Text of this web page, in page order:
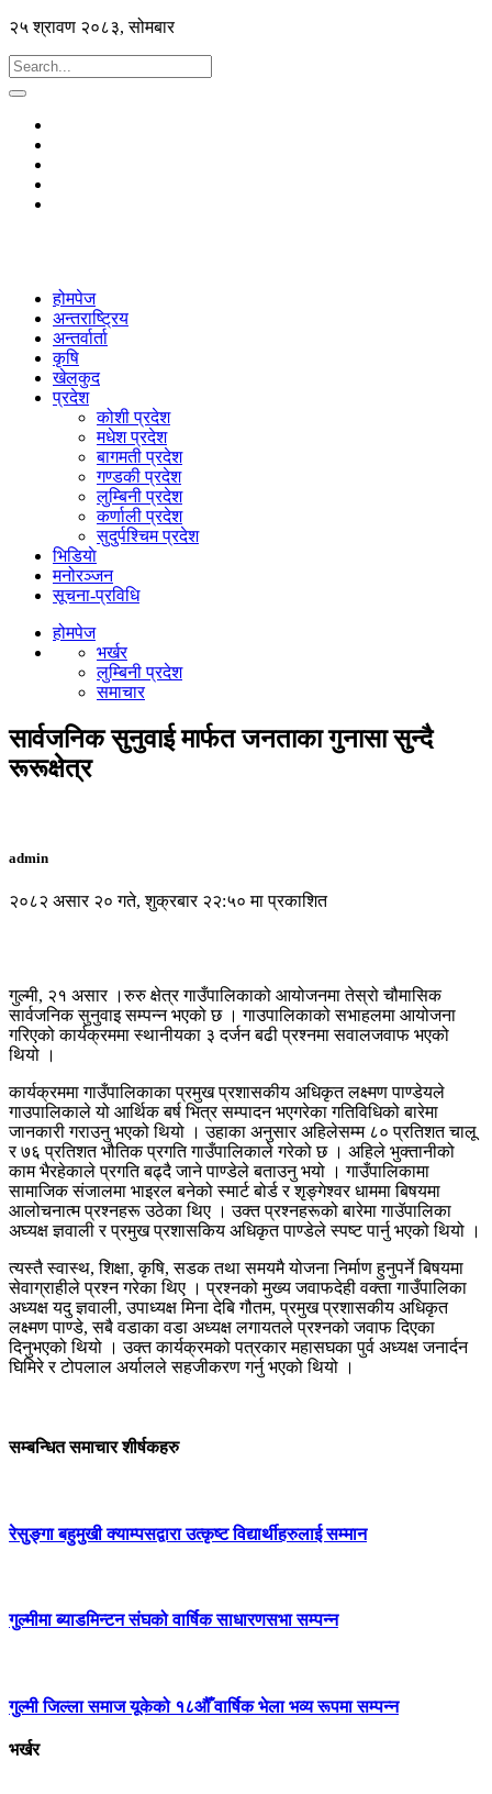
२५ श्रावण २०८३, सोमबार
होमपेज
अन्तराष्ट्रिय
अन्तर्वार्ता
कृषि
खेलकुद
प्रदेश
कोशी प्रदेश
मधेश प्रदेश
बागमती प्रदेश
गण्डकी प्रदेश
लुम्बिनी प्रदेश
कर्णाली प्रदेश
सुदुर्पश्चिम प्रदेश
भिडियाे
मनोरञ्जन
सूचना-प्रविधि
होमपेज
भर्खर
लुम्बिनी प्रदेश
समाचार
सार्वजनिक सुनुवाई मार्फत जनताका गुनासा सुन्दै
रूरूक्षेत्र
admin
२०८२ असार २० गते, शुक्रबार २२:५० मा प्रकाशित
गुल्मी, २१ असार ।रुरु क्षेत्र गाउँपालिकाको आयोजनमा तेस्रो चौमासिक
सार्वजनिक सुनुवाइ सम्पन्न भएको छ । गाउपालिकाको सभाहलमा आयोजना
गरिएको कार्यक्रममा स्थानीयका ३ दर्जन बढी प्रश्नमा सवालजवाफ भएको
थियो ।
कार्यक्रममा गाउँपालिकाका प्रमुख प्रशासकीय अधिकृत लक्ष्मण पाण्डेयले
गाउपालिकाले यो आर्थिक बर्ष भित्र सम्पादन भएगरेका गतिविधिको बारेमा
जानकारी गराउनु भएको थियो । उहाका अनुसार अहिलेसम्म ८० प्रतिशत चालू
र ७६ प्रतिशत भौतिक प्रगति गाउँपालिकाले गरेको छ । अहिले भुक्तानीको
काम भैरहेकाले प्रगति बढ्दै जाने पाण्डेले बताउनु भयो । गाउँपालिकामा
सामाजिक संजालमा भाइरल बनेको स्मार्ट बोर्ड र शृङ्गेश्वर धाममा बिषयमा
आलोचनात्म प्रश्नहरू उठेका थिए । उक्त प्रश्नहरूको बारेमा गाउॅपालिका
अघ्यक्ष ज्ञवाली र प्रमुख प्रशासकिय अधिकृत पाण्डेले स्पष्ट पार्नु भएको थियो ।
त्यस्तै स्वास्थ, शिक्षा, कृषि, सडक तथा समयमै योजना निर्माण हुनुपर्ने बिषयमा
सेवाग्राहीले प्रश्न गरेका थिए । प्रश्नको मुख्य जवाफदेही वक्ता गाउँपालिका
अध्यक्ष यदु ज्ञवाली, उपाध्यक्ष मिना देबि गौतम, प्रमुख प्रशासकीय अधिकृत
लक्ष्मण पाण्डे, सबै वडाका वडा अध्यक्ष लगायतले प्रश्नको जवाफ दिएका
दिनुभएको थियो । उक्त कार्यक्रमको पत्रकार महासघका पुर्व अध्यक्ष जनार्दन
घिमिरे र टोपलाल अर्यालले सहजीकरण गर्नु भएको थियो ।
सम्बन्धित समाचार शीर्षकहरु
रेसुङ्गा बहुमुखी क्याम्पसद्वारा उत्कृष्ट विद्यार्थीहरुलाई सम्मान
गुल्मीमा ब्याडमिन्टन संघको वार्षिक साधारणसभा सम्पन्न
गुल्मी जिल्ला समाज यूकेको १८औँ वार्षिक भेला भव्य रूपमा सम्पन्न
भर्खर